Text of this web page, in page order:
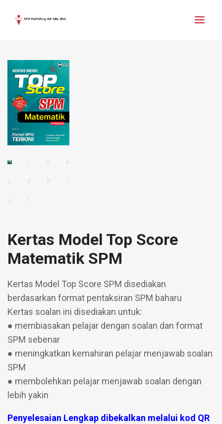
Kertas Model Top Score
Matematik SPM
Kertas Model Top Score SPM disediakan
berdasarkan format pentaksiran SPM baharu
Kertas soalan ini disediakan untuk:
● membiasakan pelajar dengan soalan dan format
SPM sebenar
● meningkatkan kemahiran pelajar menjawab soalan
SPM
● membolehkan pelajar menjawab soalan dengan
lebih yakin
Penyelesaian Lengkap dibekalkan melalui kod QR